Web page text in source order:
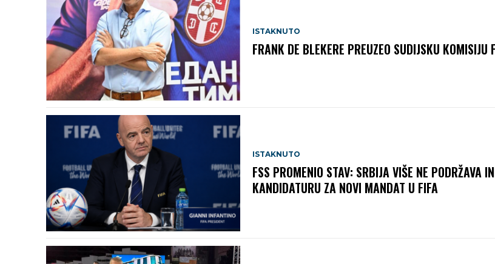
ISTAKNUTO
FRANK DE BLEKERE PREUZEO SUDIJSKU KOMISIJU
ISTAKNUTO
FSS PROMENIO STAV: SRBIJA VIŠE NE PODRŽAVA
KANDIDATURU ZA NOVI MANDAT U FIFA